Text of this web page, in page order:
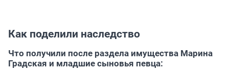
Как поделили наследство
Что получили после раздела имущества Марина
Градская и младшие сыновья певца: